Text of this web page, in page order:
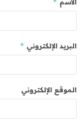
الاسم *
البريد الإلكتروني *
الموقع الإلكتروني